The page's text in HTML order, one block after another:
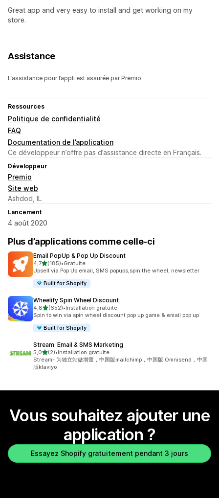
Great app and very easy to install and get working on my
store.
Assistance
L’assistance pour l’appli est assurée par Premio.
Ressources
Politique de confidentialité
FAQ
Documentation de l’application
Ce développeur n’offre pas d’assistance directe en Français.
Développeur
Premio
Site web
Ashdod, IL
Lancement
4 août 2020
Plus d’applications comme celle-ci
Email PopUp & Pop Up Discount
4,7étoile(s) sur 5
(185)
185 avis au total
•Gratuite
Upsell via Pop Up email, SMS popups,spin the wheel, newsletter
Built for Shopify
Wheelify Spin Wheel Discount
4,8étoile(s) sur 5
(652)
652 avis au total
•Installation gratuite
Spin to win via spin wheel discount pop up game & email pop up
Built for Shopify
Stream: Email & SMS Marketing
5,0étoile(s) sur 5
(2)
2 avis au total
•Installation gratuite
Stream- 为独立站做增量，中国版mailchimp，中国版 Omnisend，中国
版klaviyo
Vous souhaitez ajouter une
application ?
Essayez Shopify gratuitement pendant 3 jours